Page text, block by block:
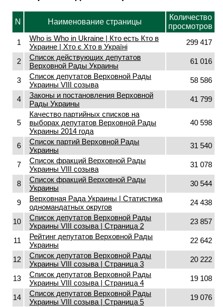
N Наименование страницы
Количество
просмотров
1
Who is Who in Ukraine | Кто есть Кто в
Украине | Хто є Хто в Україні
299 417
2
Список действующих депутатов
Верховной Рады Украины
61 016
3
Список депутатов Верховной Рады
Украины VIII созыва
58 586
4
Законы и постановления Верховной
Рады Украины
41 799
5
Качество партийных списков на
выборах депутатов Верховной Рады
Украины 2014 года
40 598
6
Список партий Верховной Рады
Украины
31 540
7
Список фракций Верховной Рады
Украины VIII созыва
31 078
8
Список фракций Верховной Рады
Украины
30 544
9
Верховная Рада Украины | Статистика
одномандатных округов
24 438
10
Список депутатов Верховной Рады
Украины VIII созыва | Страница 2
23 857
11
Рейтинг депутатов Верховной Рады
Украины
22 642
12
Список депутатов Верховной Рады
Украины VIII созыва | Страница 3
20 222
13
Список депутатов Верховной Рады
Украины VIII созыва | Страница 4
19 108
14
Список депутатов Верховной Рады
Украины VIII созыва | Страница 5
19 076